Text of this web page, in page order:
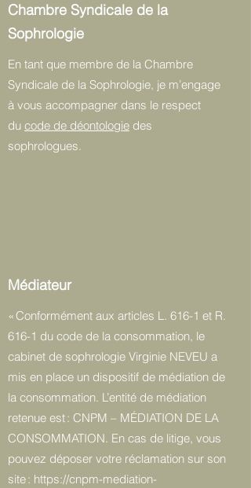
Chambre Syndicale de la
Sophrologie
En tant que membre de la Chambre
Syndicale de la Sophrologie, je m’engage
à vous accompagner dans le respect
du code de déontologie des
sophrologues.
Médiateur
« Conformément aux articles L. 616-1 et R.
616-1 du code de la consommation, le
cabinet de sophrologie Virginie NEVEU a
mis en place un dispositif de médiation de
la consommation. L’entité de médiation
retenue est : CNPM – MÉDIATION DE LA
CONSOMMATION. En cas de litige, vous
pouvez déposer votre réclamation sur son
site : https://cnpm-mediation-